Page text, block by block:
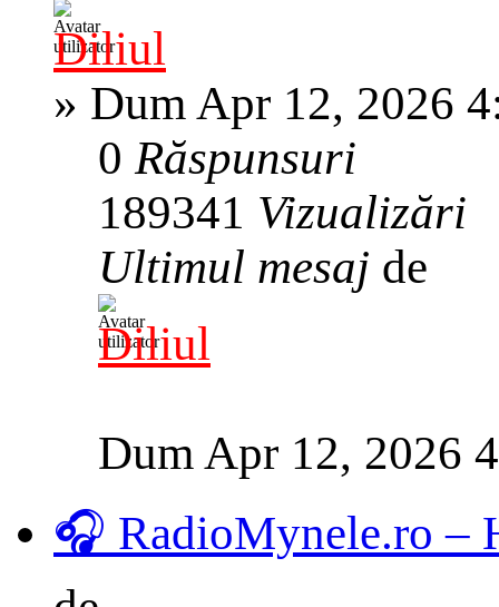
Diliul
» Dum Apr 12, 2026
0Răspunsuri
189341 Vizualizări
Ultimul mesaj de
Diliul
Dum Apr 12, 2026
🎧 RadioMynele.ro –